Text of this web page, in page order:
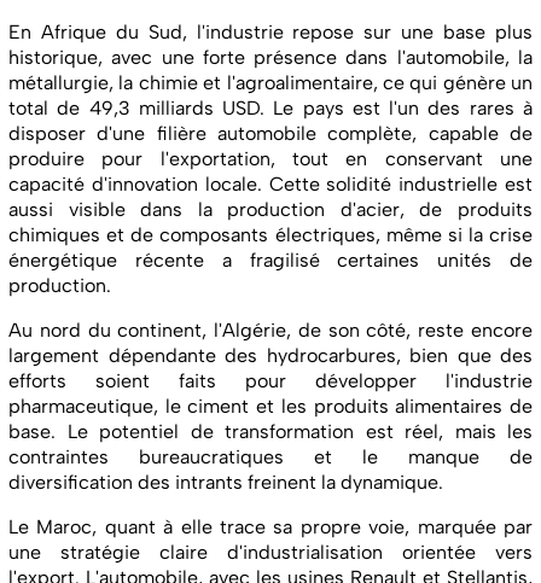
En Afrique du Sud, l'industrie repose sur une base plus
historique, avec une forte présence dans l'automobile, la
métallurgie, la chimie et l'agroalimentaire, ce qui génère un
total de 49,3 milliards USD. Le pays est l'un des rares à
disposer d'une filière automobile complète, capable de
produire pour l'exportation, tout en conservant une
capacité d'innovation locale. Cette solidité industrielle est
aussi visible dans la production d'acier, de produits
chimiques et de composants électriques, même si la crise
énergétique récente a fragilisé certaines unités de
production.
Au nord du continent, l'Algérie, de son côté, reste encore
largement dépendante des hydrocarbures, bien que des
efforts soient faits pour développer l'industrie
pharmaceutique, le ciment et les produits alimentaires de
base. Le potentiel de transformation est réel, mais les
contraintes bureaucratiques et le manque de
diversification des intrants freinent la dynamique.
Le Maroc, quant à elle trace sa propre voie, marquée par
une stratégie claire d'industrialisation orientée vers
l'export. L'automobile, avec les usines Renault et Stellantis,